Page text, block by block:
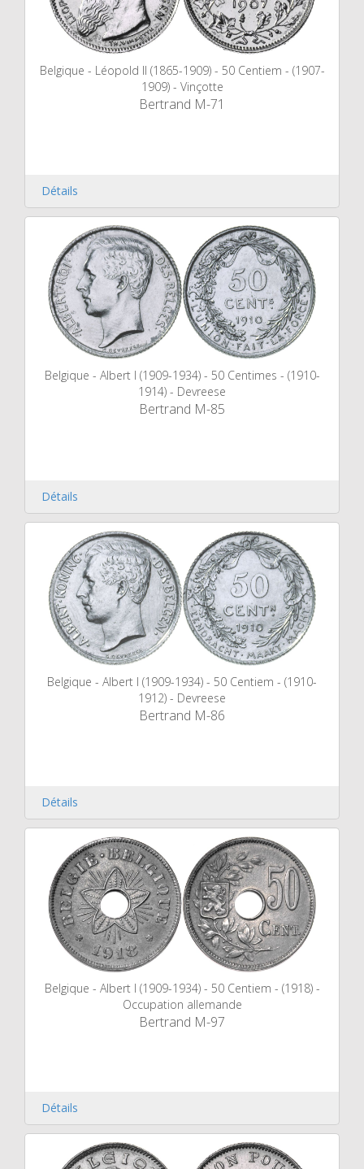
Belgique - Léopold II (1865-1909) - 50 Centiem - (1907-
1909) - Vinçotte
Bertrand M-71
Détails
Belgique - Albert I (1909-1934) - 50 Centimes - (1910-
1914) - Devreese
Bertrand M-85
Détails
Belgique - Albert I (1909-1934) - 50 Centiem - (1910-
1912) - Devreese
Bertrand M-86
Détails
Belgique - Albert I (1909-1934) - 50 Centiem - (1918) -
Occupation allemande
Bertrand M-97
Détails